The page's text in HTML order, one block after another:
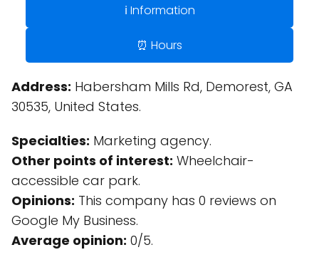
ℹ️ Information
⏰ Hours
Address: Habersham Mills Rd, Demorest, GA
30535, United States.
Specialties: Marketing agency.
Other points of interest: Wheelchair-
accessible car park.
Opinions: This company has 0 reviews on
Google My Business.
Average opinion: 0/5.